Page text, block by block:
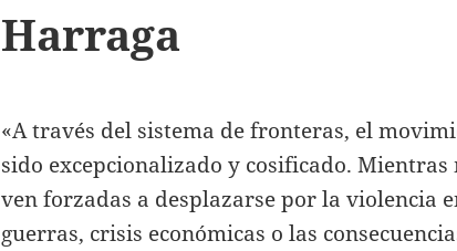
Harraga
«A través del sistema de fronteras, el
sido excepcionalizado y cosificado. Mientras
ven forzadas a desplazarse por la violencia
guerras, crisis económicas o las